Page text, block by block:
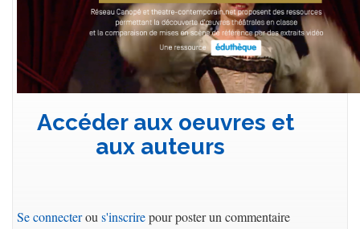
Accéder aux oeuvres et
aux auteurs
Se connecterou s'inscrirepour poster un commentaire